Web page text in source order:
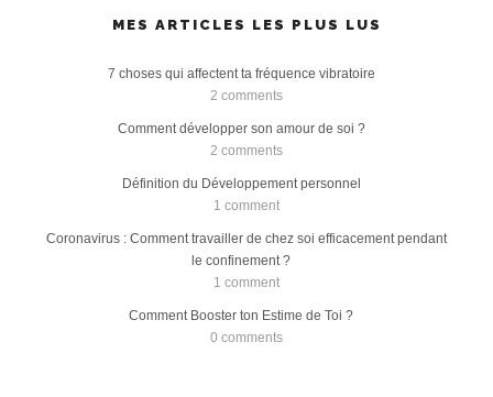
MES ARTICLES LES PLUS LUS
7 choses qui affectent ta fréquence vibratoire
2 comments
Comment développer son amour de soi ?
2 comments
Définition du Développement personnel
1 comment
Coronavirus : Comment travailler de chez soi efficacement pendant
le confinement ?
1 comment
Comment Booster ton Estime de Toi ?
0 comments